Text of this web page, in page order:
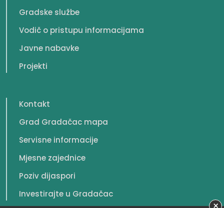
Gradske službe
Vodič o pristupu informacijama
Javne nabavke
Projekti
Kontakt
Grad Gradačac mapa
Servisne informacije
Mjesne zajednice
Poziv dijaspori
Investirajte u Gradačac